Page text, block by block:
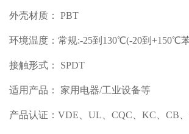
外壳材质： PBT
环境温度：常规:-25到130℃(-20到+150℃
接触形式： SPDT
适用产品： 家用电器/工业设备等
产品认证：VDE、UL、CQC、KC、CB